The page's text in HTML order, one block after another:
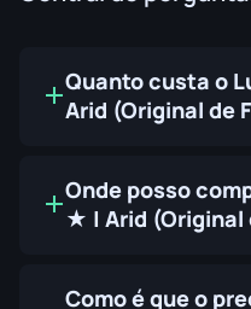
Quanto custa o
Arid (Original de
Onde posso
★ | Arid (Original
Como é que o